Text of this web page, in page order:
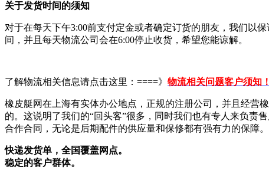
关于发货时间的须知
对于在每天下午3:00前支付定金或者确定订货的朋友，我们以
间，并且每天物流公司会在6:00停止收货，希望您能谅解。
了解物流相关信息请点击这里：====》 物流相关问题客户须知
橡皮艇网在上海有实体办公地点，正规的注册公司，并且经营
的。这说明了我们的“回头客”很多，同时我们也有专人来负责
合作合同，无论是后期配件的供应量和保修都有强有力的保障。
快递发货单，全国覆盖网点。
稳定的客户群体。